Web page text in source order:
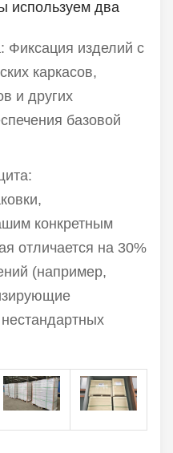
используем два
Фиксация изделий с
каркасов,
и других
базовой
конкретным
отличается на 30%
(например,